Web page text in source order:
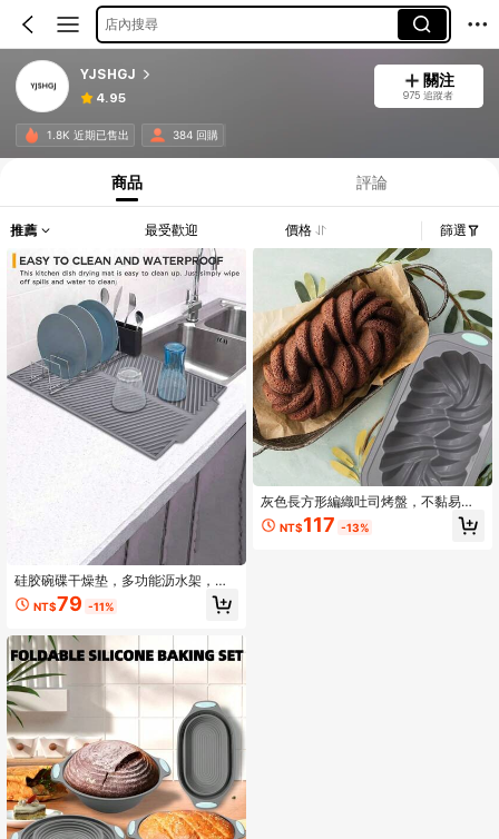
店內搜尋
YJSHGJ
4.95
關注
975 追蹤者
1.8K 近期已售出 384 回購
商品 評論
推薦 最受歡迎 價格 篩選
硅胶碗碟干燥垫，多功能沥水架，可
放置厨房用具、杯子、水龙头、肥皂
海绵NT$79 -11%
灰色長方形編織吐司烤盤，不黏易脫
模烤箱，烘焙用品，廚房用具
NT$117 -13%